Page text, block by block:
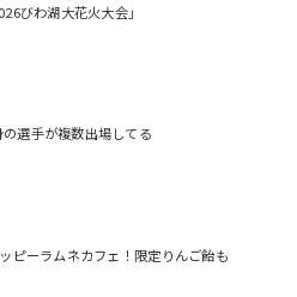
びわ湖大花火大会」
選手が複数出場してる
ピーラムネカフェ！限定りんご飴も